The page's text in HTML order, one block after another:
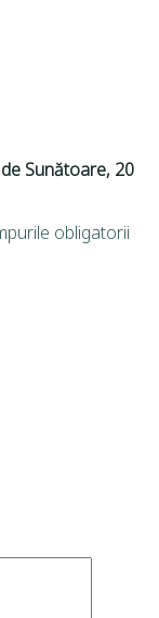
Sunătoare, 20
obligatorii